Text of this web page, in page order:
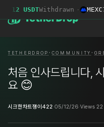
USDTWithdrawn · MEXC
TETHERDROP · COMMUNITY ·
처음 인사드립니다,
요 😊
시크한차트쟁이422·05/12/26·Views 22